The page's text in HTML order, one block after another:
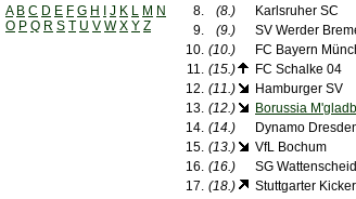
A B C D E F G H J K L M N
O P Q R S T U V W X Y Z
8.
(8.) Karlsruher SC
9.
(9.) SV Werder
10. (10.) FC Bayern
11. (15.) FC Schalke 04
12. (11.) Hamburger SV
13. (12.) Borussia
14. (14.) Dynamo
15. (13.) VfL Bochum
16. (16.) SG
17. (18.) Stuttgarter